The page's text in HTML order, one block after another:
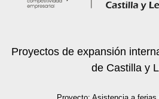
Proyectos de expansión
de Castilla y